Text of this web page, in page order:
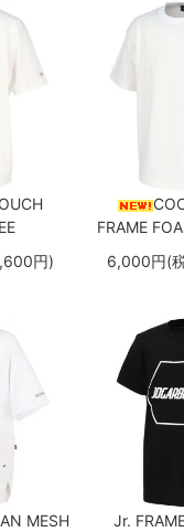
円)
FRAME
6,000円(
MESH
Jr.